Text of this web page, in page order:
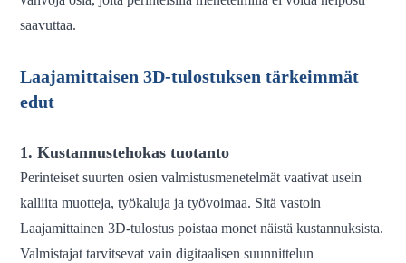
saavuttaa.
Laajamittaisen 3D-tulostuksen tärkeimmät
edut
1. Kustannustehokas tuotanto
Perinteiset suurten osien valmistusmenetelmät vaativat usein
kalliita muotteja, työkaluja ja työvoimaa. Sitä vastoin
Laajamittainen 3D-tulostus poistaa monet näistä kustannuksista.
Valmistajat tarvitsevat vain digitaalisen suunnittelun